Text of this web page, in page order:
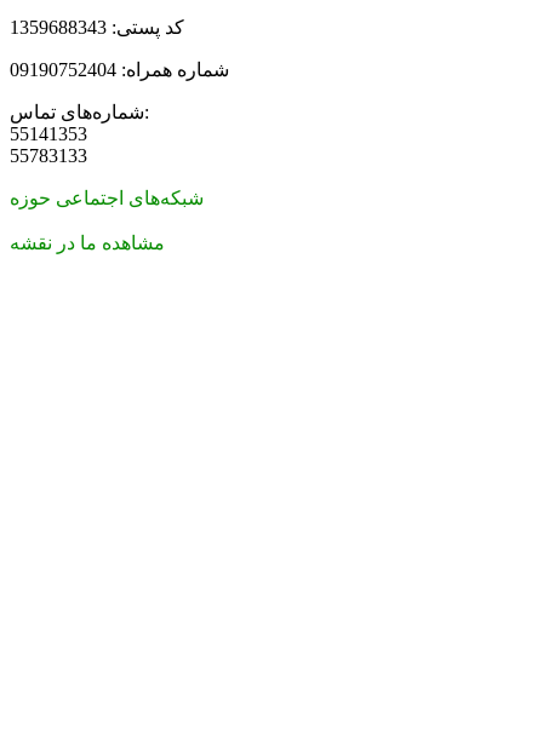
کد پستی: 1359688343
شماره همراه: 09190752404
شماره‌های تماس:
55141353
55783133
شبکه‌های اجتماعی حوزه
مشاهده ما در نقشه